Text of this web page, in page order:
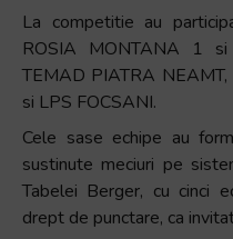
activates
the
screen
reader
La competitie au
ROSIA MONTANA 1
TEMAD PIATRA NEAMT,
si LPS FOCSANI.
Cele sase echipe au
sustinute meciuri pe
Tabelei Berger, cu cinci
drept de punctare, ca